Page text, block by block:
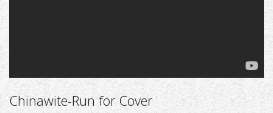
Chinawite-Run for Cover